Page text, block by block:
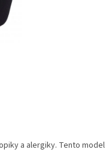
a alergiky. Tento model